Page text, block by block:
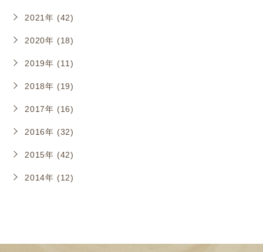
2021年 (42)
2020年 (18)
2019年 (11)
2018年 (19)
2017年 (16)
2016年 (32)
2015年 (42)
2014年 (12)